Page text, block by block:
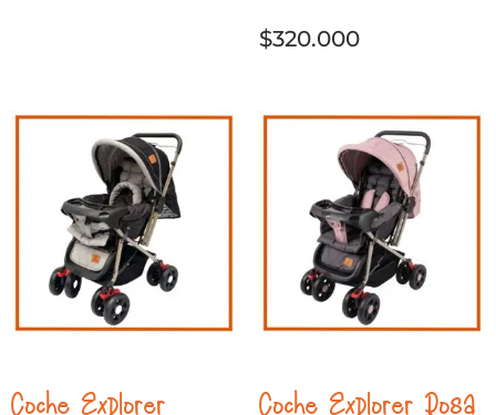
$320.000
Coche Explorer
Coche Explorer Rosa